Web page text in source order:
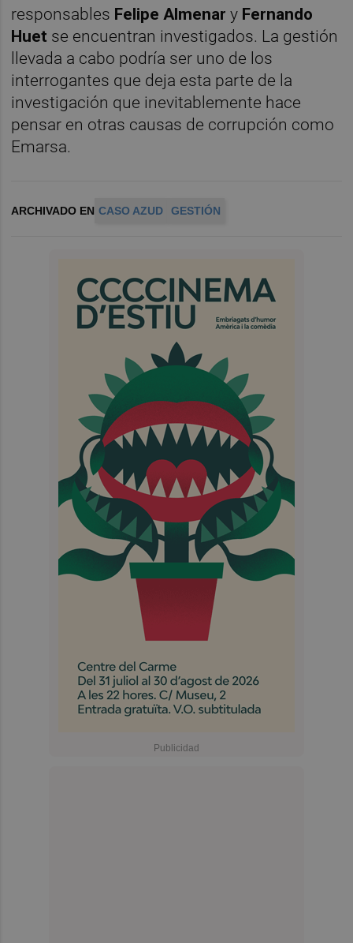
responsables Felipe Almenary Fernando
Huet se encuentran investigados. La gestión
llevada a cabo podría ser uno de los
interrogantes que deja esta parte de la
investigación que inevitablemente hace
pensar en otras causas de corrupción como
Emarsa.
ARCHIVADO EN CASO AZUD GESTIÓN